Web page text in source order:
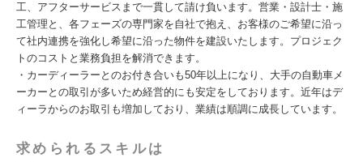
工、アフターサービスまで一貫して請け負います。営業・設計士・施
工管理と、各フェーズの専門家を自社で抱え、お客様のご希望に沿っ
て社内連携を強化し希望に沿った物件を建設いたします。プロジェク
トのコストと業務負担を解消できます。
・カーディーラーとのお付き合いも50年以上になり、大手の自動車メ
ーカーとの取引が多いため経営的にも安定をしております。近年はデ
ィーラからのお取引も増加しており、業績は順調に成長しています。
求められるスキルは